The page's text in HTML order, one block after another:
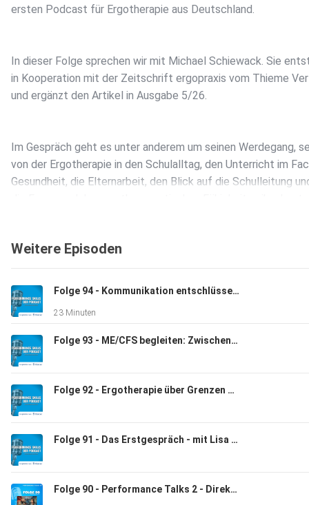
ersten Podcast für Ergotherapie aus Deutschland.
In dieser Folge sprechen wir mit Michael Schiewack. Sie
in Kooperation mit der Zeitschrift ergopraxis vom Thieme
und ergänzt den Artikel in Ausgabe 5/26.
Im Gespräch geht es unter anderem um seinen Werdegang,
von der Ergotherapie in den Schulalltag, den Unterricht im
Gesundheit, die Elternarbeit, den Blick auf die Schulleitung
welche besonderen Unterrichtssituationen ihm in Erinnerung
geblieben sind und wer ihn auf seinem bisherigen Weg inspiriert
hat.
Weitere Episoden
Folge 94 - Kommunikation entschlüsselt: „Irgendwie bringt das alles nichts“ - mit Wordseed & Performance Skills
23 Minuten
Folge 93 - ME/CFS begleiten: Zwischen Belastungsgrenze und Teilhabe - mit Anna Battisti und Heiko Lorenzen
Folge 92 - Ergotherapie über Grenzen hinweg - mit Mirjam Schäfer
Folge 91 - Das Erstgespräch - mit Lisa Holtmeier (WORDSEED)
Folge 90 - Performance Talks 2 - Direktzugang in der Ergotherapie